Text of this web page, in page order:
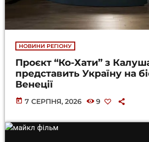
НОВИНИ РЕГІОНУ
Проєкт “Ко-Хати” з
представить Україну на
Венеції
today 7 СЕРПНЯ, 2026 9